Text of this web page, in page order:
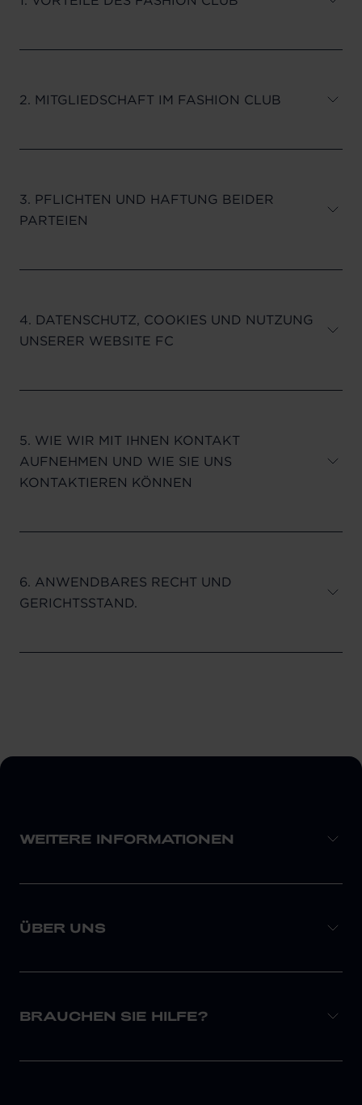
2. MITGLIEDSCHAFT IM FASHION CLUB
3. PFLICHTEN UND HAFTUNG BEIDER
PARTEIEN
4. DATENSCHUTZ, COOKIES UND NUTZUNG
UNSERER WEBSITE FC
5. WIE WIR MIT IHNEN KONTAKT
AUFNEHMEN UND WIE SIE UNS
KONTAKTIEREN KÖNNEN
6. ANWENDBARES RECHT UND
GERICHTSSTAND.
WEITERE INFORMATIONEN
ÜBER UNS
BRAUCHEN SIE HILFE?